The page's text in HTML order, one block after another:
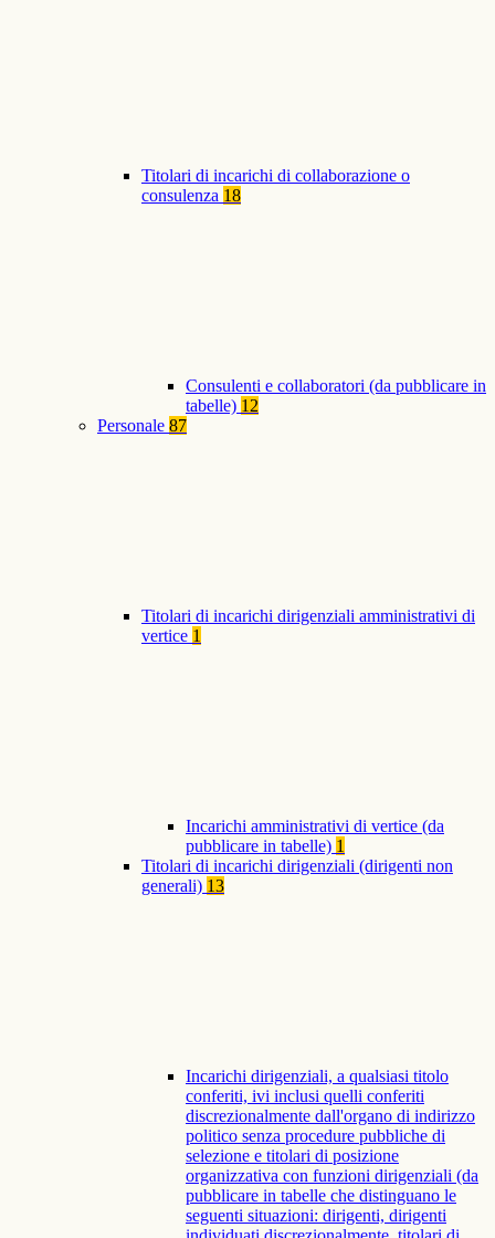
Titolari di incarichi di collaborazione o
consulenza 18
Consulenti e collaboratori (da pubblicare in
tabelle) 12
Personale 87
Titolari di incarichi dirigenziali amministrativi di
vertice 1
Incarichi amministrativi di vertice (da
pubblicare in tabelle) 1
Titolari di incarichi dirigenziali (dirigenti non
generali) 13
Incarichi dirigenziali, a qualsiasi titolo
conferiti, ivi inclusi quelli conferiti
discrezionalmente dall'organo di indirizzo
politico senza procedure pubbliche di
selezione e titolari di posizione
organizzativa con funzioni dirigenziali (da
pubblicare in tabelle che distinguano le
seguenti situazioni: dirigenti, dirigenti